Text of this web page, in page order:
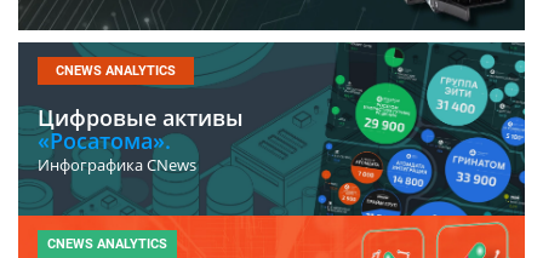
CNEWS ANALYTICS
Цифровые активы
«Росатома».
Инфографика CNews
CNEWS ANALYTICS